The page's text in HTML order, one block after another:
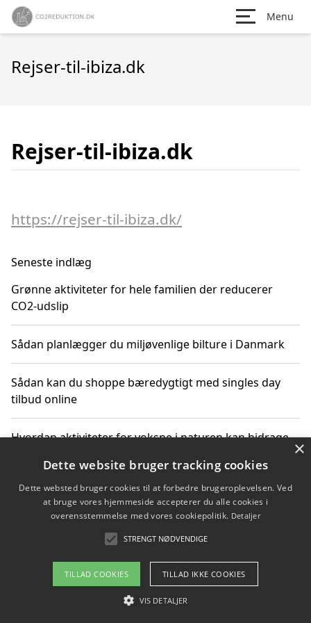
Menu
Rejser-til-ibiza.dk
Rejser-til-ibiza.dk
https://rejser-til-ibiza.dk/
Seneste indlæg
Grønne aktiviteter for hele familien der reducerer
CO2-udslip
Sådan planlægger du miljøvenlige bilture i Danmark
Sådan kan du shoppe bæredygtigt med singles day
tilbud online
Hvordan aktiviteter for voksne i naturen kan bidrage
Sådan planlægger du dine vigtige datoer for CO2-
reduktion
Copyright 2026 - Pilanto Aps
Om / kontakt
×
Dette website bruger tracking cookies
Dette websted bruger cookies til at forbedre brugeroplevelsen. Ved
at bruge vores hjemmeside accepterer du alle cookies i
overensstemmelse med vores cookiepolitik. Detaljer
STRENGT NØDVENDIGE
TILLAD COOKIES TILLAD IKKE COOKIES
VIS DETALJER